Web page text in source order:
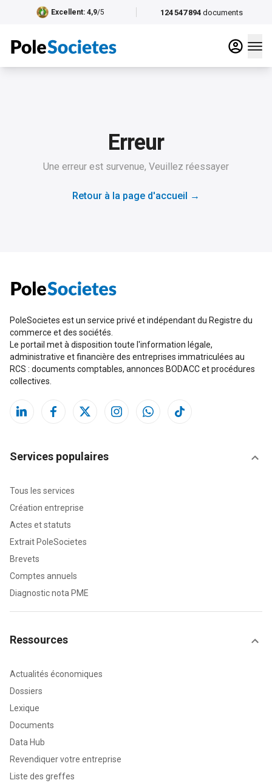
124 547 894 documents
Excellent: 4,9/5
Erreur
Une erreur est survenue, Veuillez réessayer
Retour à la page d'accueil →
PoleSocietes est un service privé et indépendant du Registre du
commerce et des sociétés.
Le portail met à disposition toute l'information légale,
administrative et financière des entreprises immatriculées au
RCS : documents comptables, annonces BODACC et procédures
collectives.
Services populaires
Tous les services
Création entreprise
Actes et statuts
Extrait PoleSocietes
Brevets
Comptes annuels
Diagnostic nota PME
Ressources
Actualités économiques
Dossiers
Lexique
Documents
Data Hub
Revendiquer votre entreprise
Liste des greffes